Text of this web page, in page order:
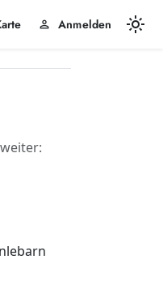
person Anmelden light_mode